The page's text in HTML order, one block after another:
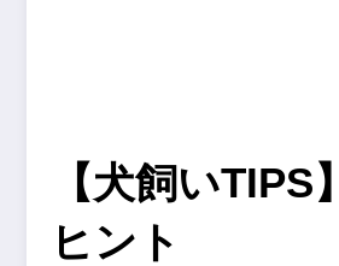
【犬飼い
ヒント